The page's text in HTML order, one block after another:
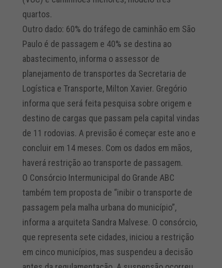
quartos.
Outro dado: 60% do tráfego de caminhão em São
Paulo é de passagem e 40% se destina ao
abastecimento, informa o assessor de
planejamento de transportes da Secretaria de
Logística e Transporte, Milton Xavier. Gregório
informa que será feita pesquisa sobre origem e
destino de cargas que passam pela capital vindas
de 11 rodovias. A previsão é começar este ano e
concluir em 14 meses. Com os dados em mãos,
haverá restrição ao transporte de passagem.
O Consórcio Intermunicipal do Grande ABC
também tem proposta de “inibir o transporte de
passagem pela malha urbana do município”,
informa a arquiteta Sandra Malvese. O consórcio,
que representa sete cidades, iniciou a restrição
em cinco municípios, mas suspendeu a decisão